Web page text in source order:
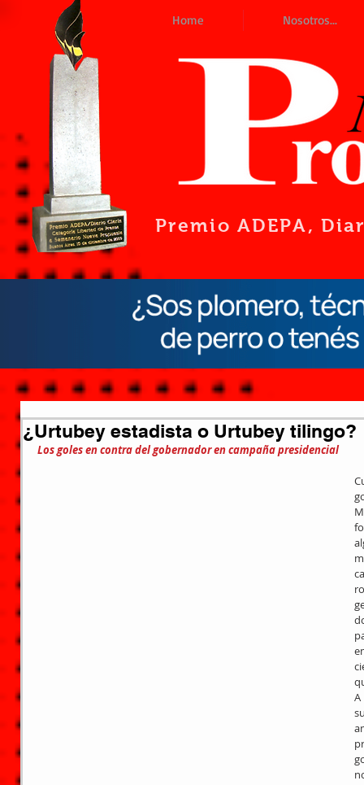
Home Nosotros...
Premio ADEPA,
¿Urtubey estadista o Urtubey tilingo?
Los goles en contra del gobernador en campaña presidencial
A